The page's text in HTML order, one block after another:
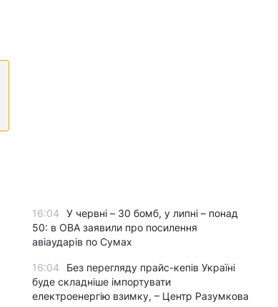
16:04
У червні – 30 бомб, у липні – понад
50: в ОВА заявили про посилення
авіаударів по Сумах
16:04
Без перегляду прайс-кепів Україні
буде складніше імпортувати
електроенергію взимку, – Центр Разумкова